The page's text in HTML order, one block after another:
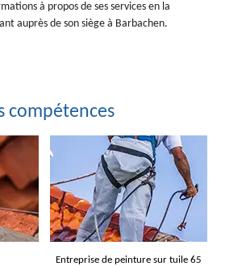
à propos de ses services en la
auprès de son siège à Barbachen.
compétences
Entreprise de peinture sur tuile 65